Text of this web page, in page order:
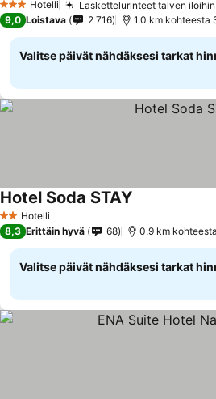
3 Tähtiluokitus
Hotelli
Laskettelurinteet talven iloihin
9,0 Loistava 2 716 1.0 km kohteesta
Valitse päivät nähdäksesi tarkat
2 Tähtiluokitus
Hotelli
Hotel Soda STAY
8,3 Erittäin hyvä 68 0.9 km
Valitse päivät nähdäksesi tarkat